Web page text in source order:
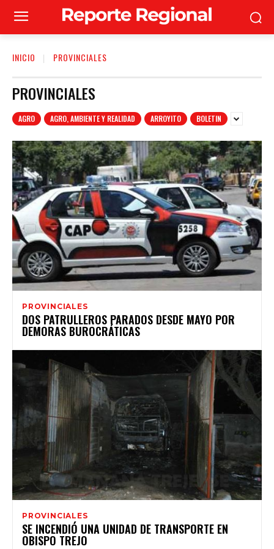
INICIO PROVINCIALES
PROVINCIALES
AGRO AGRO, AMBIENTE Y REALIDAD ARROYITO BOLETIN
PROVINCIALES
DOS PATRULLEROS PARADOS DESDE MAYO POR
DEMORAS BUROCRÁTICAS
PROVINCIALES
SE INCENDIÓ UNA UNIDAD DE TRANSPORTE EN
OBISPO TREJO